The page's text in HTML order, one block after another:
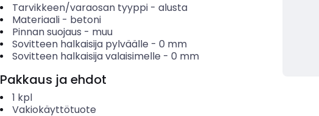
Tarvikkeen/varaosan tyyppi- alusta
Materiaali- betoni
Pinnan suojaus - muu
Sovitteen halkaisija pylväälle - 0 mm
Sovitteen halkaisija valaisimelle - 0 mm
Pakkaus ja ehdot
1 kpl
Vakiokäyttötuote